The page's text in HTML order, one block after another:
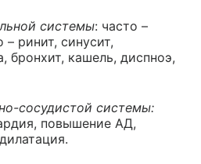
системы: часто –
ринит, синусит,
бронхит, кашель, диспноэ,
сосудистой системы:
повышение АД,